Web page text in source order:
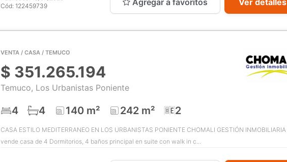
Cód: 122459739
VENTA / CASA / TEMUCO
$ 351.265.194
Temuco, Los Urbanistas Poniente
4 4 140 m² 242 m² 2
CASA ESTILO MEDITERRANEO EN LOS URBANISTAS PONIENTE CHOMALI GESTIÓN INMOBILIARIA
vende casa de 4 Dormitorios, 4 baños principal en suite con walk in c...